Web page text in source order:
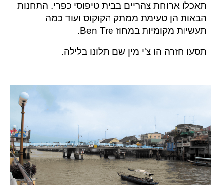
תאכלו ארוחת צהריים בבית טיפוסי כפרי. התחנות
הבאות הן טעימת ממתק הקוקוס ועוד כמה
תעשיות מקומיות במחוז Ben Tre.
תסעו חזרה הו צ'י מין שם תלונו בלילה.